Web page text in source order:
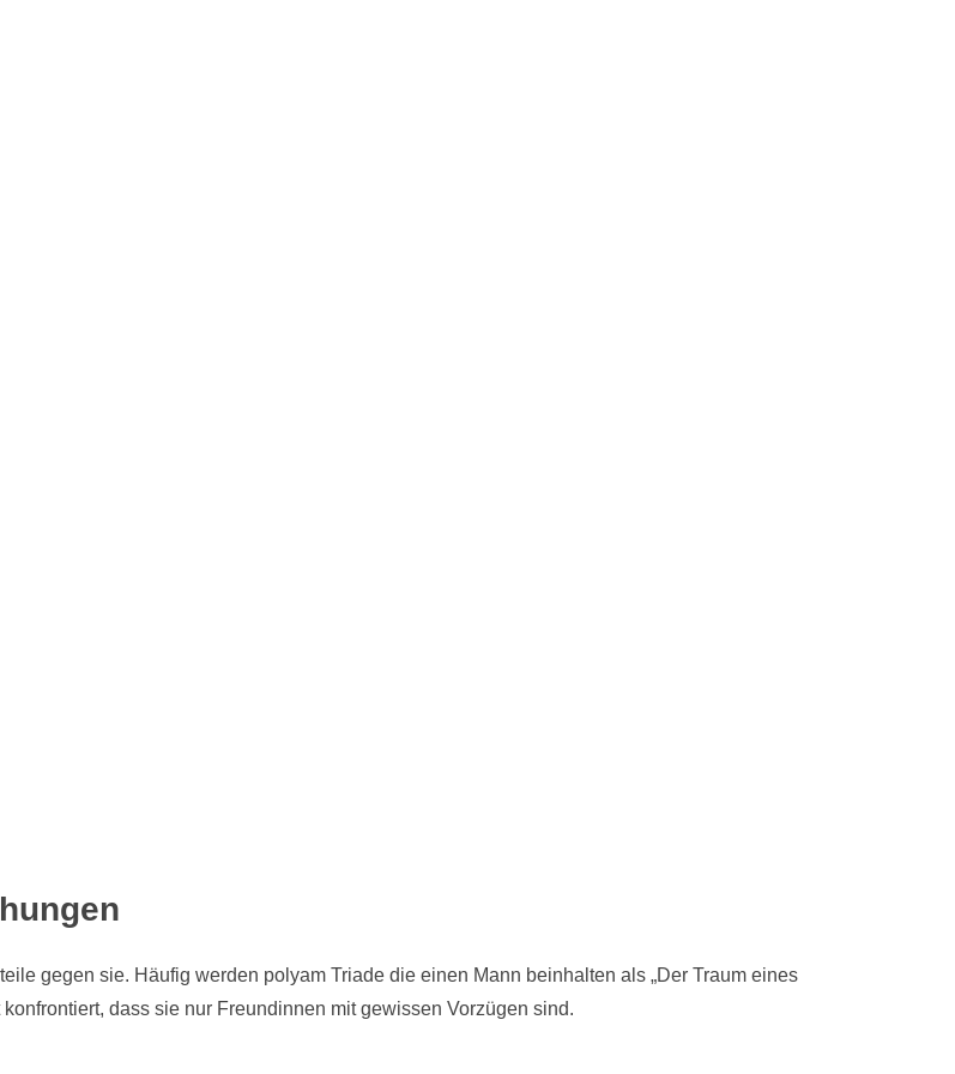
gegen sie. Häufig werden polyam Triade die einen Mann beinhalten als „Der Traum eines
dass sie nur Freundinnen mit gewissen Vorzügen sind.